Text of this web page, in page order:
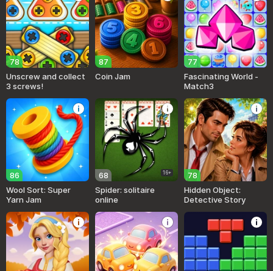
78
Unscrew and collect
3 screws!
87
Coin Jam
77
Fascinating World -
Match3
86
Wool Sort: Super
Yarn Jam
68 16+
Spider: solitaire
online
78
Hidden Object:
Detective Story